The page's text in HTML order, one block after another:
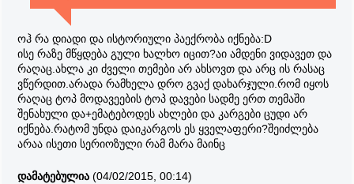
ოჰ რა დიადი და ისტორიული პაექრობა იქნება:D
ისე რაზე მწყდება გული ხალხო იცით?აი ამდენი ვიდავეთ და
რაღაც.ახლა კი ძველი თემები არ ახსოვთ და არც ის რასაც
ვწერდით.არადა რამხელა დრო გვაქ დახარჯული.რომ იყოს
რაღაც ტოპ მოდავეების ტოპ დავები სადმე ერთ თემაში
შენახული და+ემატებოდეს ახლები და კარგები ცუდი არ
იქნება.რატომ უნდა დაიკარგოს ეს ყველაფერი?შეიძლება
არაა ისეთი სერიოზული რამ მარა მაინც
დამატებულია (04/02/2015, 00:14)